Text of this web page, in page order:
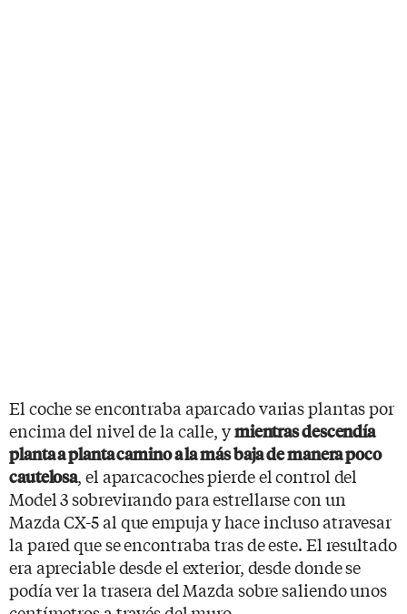
El coche se encontraba aparcado varias plantas por
encima del nivel de la calle, ymientras descendía
planta a planta camino a la más baja de manera poco
cautelosa, el aparcacoches pierde el control del
Model 3 sobrevirando para estrellarse con un
Mazda CX-5 al que empuja y hace incluso atravesar
la pared que se encontraba tras de este. El resultado
era apreciable desde el exterior, desde donde se
podía ver la trasera del Mazda sobre saliendo unos